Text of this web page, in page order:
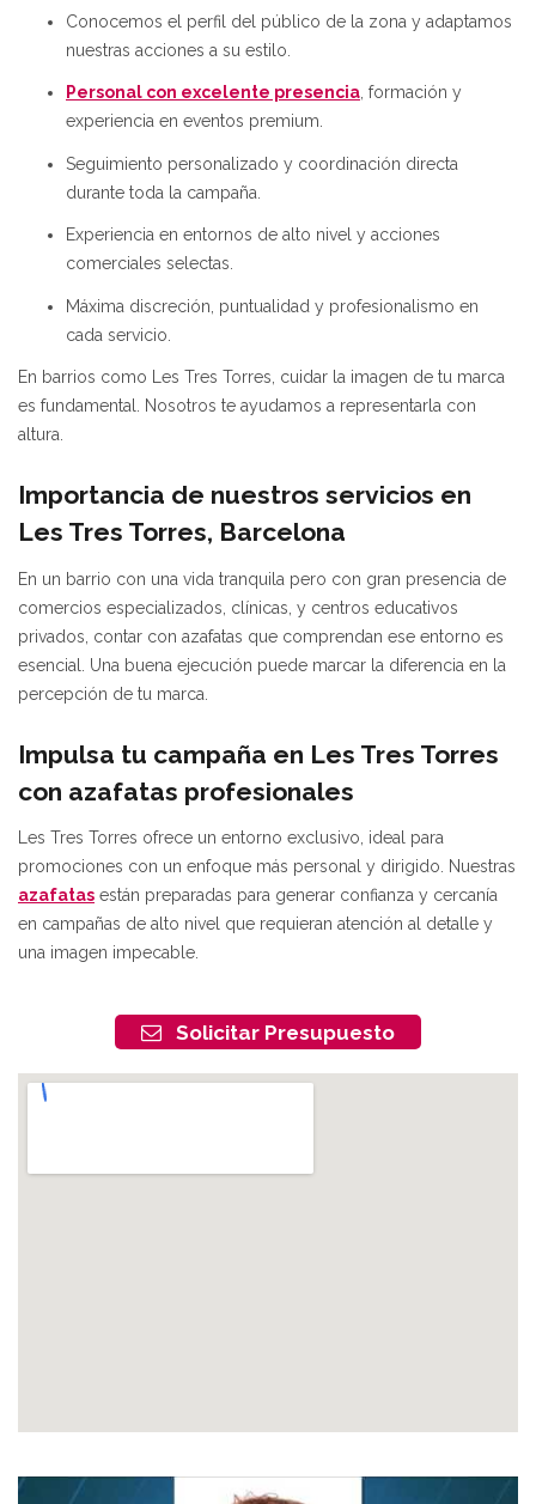
Conocemos el perfil del público de la zona y adaptamos
nuestras acciones a su estilo.
Personal con excelente presencia, formación y
experiencia en eventos premium.
Seguimiento personalizado y coordinación directa
durante toda la campaña.
Experiencia en entornos de alto nivel y acciones
comerciales selectas.
Máxima discreción, puntualidad y profesionalismo en
cada servicio.
En barrios como Les Tres Torres, cuidar la imagen de tu marca
es fundamental. Nosotros te ayudamos a representarla con
altura.
Importancia de nuestros servicios en
Les Tres Torres, Barcelona
En un barrio con una vida tranquila pero con gran presencia de
comercios especializados, clínicas, y centros educativos
privados, contar con azafatas que comprendan ese entorno es
esencial. Una buena ejecución puede marcar la diferencia en la
percepción de tu marca.
Impulsa tu campaña en Les Tres Torres
con azafatas profesionales
Les Tres Torres ofrece un entorno exclusivo, ideal para
promociones con un enfoque más personal y dirigido. Nuestras
azafatas están preparadas para generar confianza y cercanía
en campañas de alto nivel que requieran atención al detalle y
una imagen impecable.
Solicitar Presupuesto